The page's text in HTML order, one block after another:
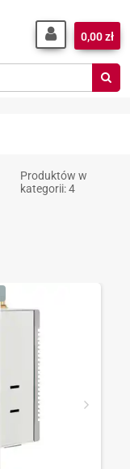
0,00 zł
Produktów w
kategorii: 4